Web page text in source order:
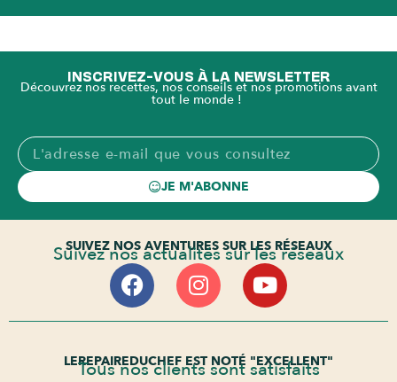
INSCRIVEZ-VOUS À LA NEWSLETTER
Découvrez nos recettes, nos conseils et nos promotions avant
tout le monde !
JE M'ABONNE
SUIVEZ NOS AVENTURES SUR LES RÉSEAUX
Suivez nos actualités sur les réseaux
LEREPAIREDUCHEF EST NOTÉ "EXCELLENT"
Tous nos clients sont satisfaits